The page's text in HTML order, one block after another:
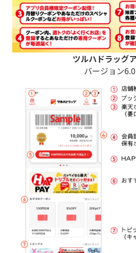
ツルハドラッグ
バージョン